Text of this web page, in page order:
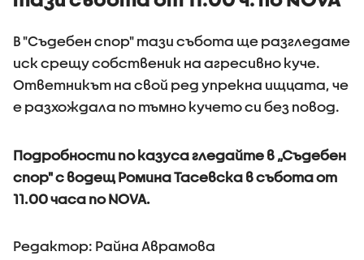
В "Съдебен спор" тази събота ще разгледаме
иск срещу собственик на агресивно куче.
Ответникът на свой ред упрекна ищцата, че
е разхождала по тъмно кучето си без повод.
Подробности по казуса гледайте в „Съдебен
спор" с водещ Ромина Тасевска в събота от
11.00 часа по NOVA.
Редактор: Райна Аврамова